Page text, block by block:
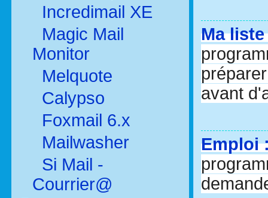
Incredimail XE
Magic Mail
Monitor
Melquote
Calypso
Foxmail 6.x
Mailwasher
Si Mail -
Courrier@
Ma
avant
Emploi